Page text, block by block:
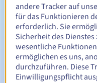
Rückgewinnungsfrist
andere Tracker auf
für das Funktionieren
erforderlich. Sie
Sicherheit des
wesentliche
ermöglichen es uns,
durchzuführen. Diese
Einwilligungspflicht